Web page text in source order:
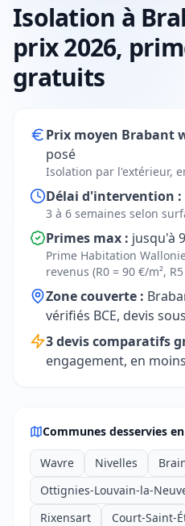
Isolation à
prix 2026,
gratuits
Prix moyen Brabant
posé
Isolation par l'extérieur,
Délai d'intervention :
3 à 6 semaines selon
Primes max : jusqu'à
Prime Habitation
revenus (R0 = 90 €/m²,
Zone couverte :
vérifiés BCE, devis
3 devis comparatifs
engagement, en
Communes desservies
Wavre Nivelles
Ottignies-Louvain-la-
Rixensart
Court-Saint-